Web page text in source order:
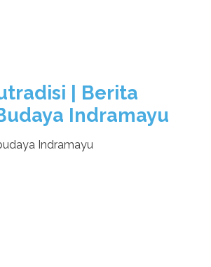
| Berita
Indramayu
Indramayu